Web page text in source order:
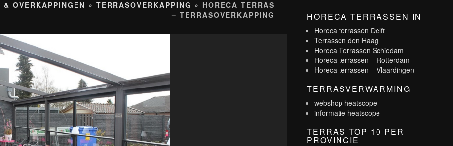
& OVERKAPPINGEN » TERRASOVERKAPPING » HORECA TERRAS
– TERRASOVERKAPPING
HORECA TERRASSEN IN
Horeca terrassen Delft
Terrassen den Haag
Horeca Terrassen Schiedam
Horeca terrassen – Rotterdam
Horeca terrassen – Vlaardingen
TERRASVERWARMING
webshop heatscope
informatie heatscope
TERRAS TOP 10 PER
PROVINCIE